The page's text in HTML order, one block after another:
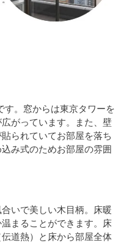
す。窓からは東京タワーを
がっています。また、壁
られていてお部屋を落ち
み式のためお部屋の雰囲
いで美しい木目柄。床暖
まることができます。床
道熱）と床から部屋全体